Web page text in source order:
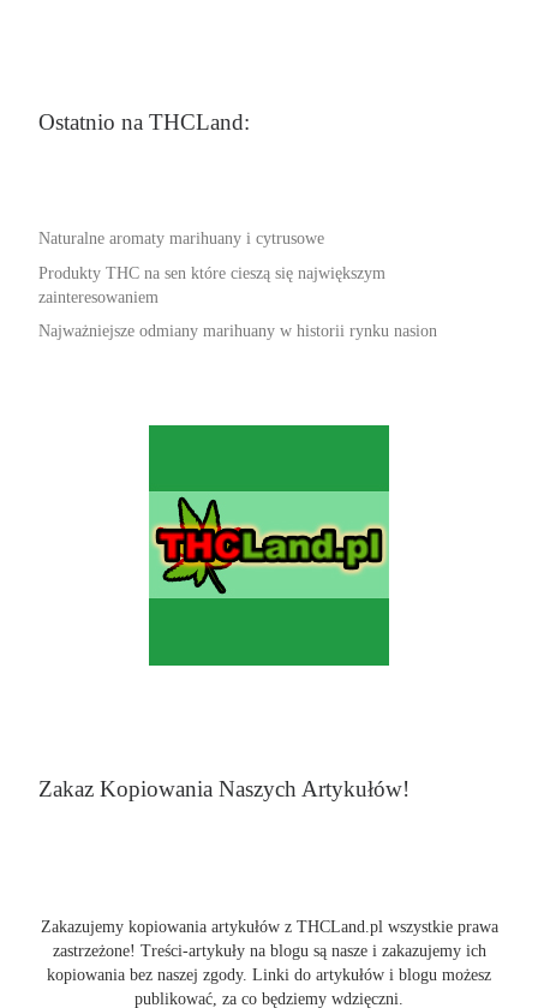
Ostatnio na THCLand:
Naturalne aromaty marihuany i cytrusowe
Produkty THC na sen które cieszą się największym
zainteresowaniem
Najważniejsze odmiany marihuany w historii rynku nasion
Zakaz Kopiowania Naszych Artykułów!
Zakazujemy kopiowania artykułów z THCLand.pl wszystkie prawa
zastrzeżone! Treści-artykuły na blogu są nasze i zakazujemy ich
kopiowania bez naszej zgody. Linki do artykułów i blogu możesz
publikować, za co będziemy wdzięczni.